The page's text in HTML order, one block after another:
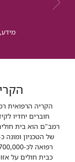
הקריה הרפואית
חוברים יחדיו
רמב"ם הוא בית
כבית חולים על אזורי עבור 12 בתי חולים